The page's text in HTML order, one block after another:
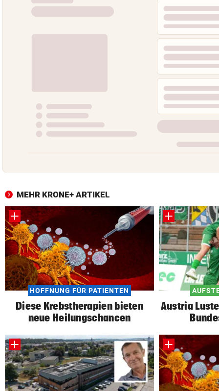
MEHR KRONE+ ARTIKEL
HOFFNUNG FÜR PATIENTEN
Diese Krebstherapien bieten
neue Heilungschancen
Austria